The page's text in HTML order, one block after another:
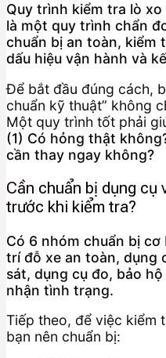
Quy trình kiểm tra lò
là một quy trình chẩn
chuẩn bị an toàn, kiểm
dấu hiệu vận hành và
Để bắt đầu đúng cách,
chuẩn kỹ thuật” không
Một quy trình tốt phải
(1) Có hỏng thật
cần thay ngay không?
Cần chuẩn bị dụng cụ
trước khi kiểm tra?
Có 6 nhóm chuẩn bị
trí đỗ xe an toàn, dụng
sát, dụng cụ đo, bảo
nhận tình trạng.
Tiếp theo, để việc kiểm
bạn nên chuẩn bị: